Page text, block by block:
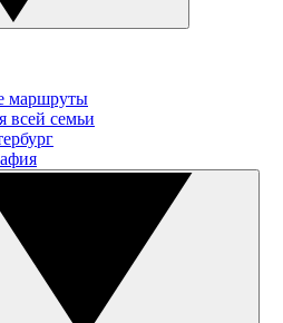
маршруты
всей семьи